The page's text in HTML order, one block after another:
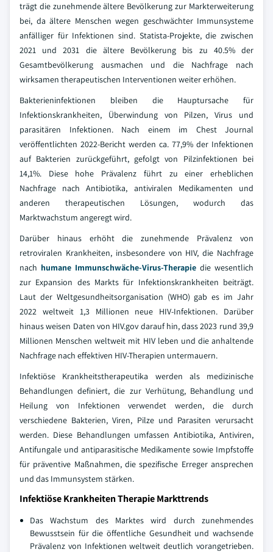
trägt die zunehmende ältere Bevölkerung zur Markterweiterung
bei, da ältere Menschen wegen geschwächter Immunsysteme
anfälliger für Infektionen sind. Statista-Projekte, die zwischen
2021 und 2031 die ältere Bevölkerung bis zu 40.5% der
Gesamtbevölkerung ausmachen und die Nachfrage nach
wirksamen therapeutischen Interventionen weiter erhöhen.
Bakterieninfektionen bleiben die Hauptursache für
Infektionskrankheiten, Überwindung von Pilzen, Virus und
parasitären Infektionen. Nach einem im Chest Journal
veröffentlichten 2022-Bericht werden ca. 77,9% der Infektionen
auf Bakterien zurückgeführt, gefolgt von Pilzinfektionen bei
14,1%. Diese hohe Prävalenz führt zu einer erheblichen
Nachfrage nach Antibiotika, antiviralen Medikamenten und
anderen therapeutischen Lösungen, wodurch das
Marktwachstum angeregt wird.
Darüber hinaus erhöht die zunehmende Prävalenz von
retroviralen Krankheiten, insbesondere von HIV, die Nachfrage
nach humane Immunschwäche-Virus-Therapie die wesentlich
zur Expansion des Markts für Infektionskrankheiten beiträgt.
Laut der Weltgesundheitsorganisation (WHO) gab es im Jahr
2022 weltweit 1,3 Millionen neue HIV-Infektionen. Darüber
hinaus weisen Daten von HIV.gov darauf hin, dass 2023 rund 39,9
Millionen Menschen weltweit mit HIV leben und die anhaltende
Nachfrage nach effektiven HIV-Therapien untermauern.
Infektiöse Krankheitstherapeutika werden als medizinische
Behandlungen definiert, die zur Verhütung, Behandlung und
Heilung von Infektionen verwendet werden, die durch
verschiedene Bakterien, Viren, Pilze und Parasiten verursacht
werden. Diese Behandlungen umfassen Antibiotika, Antiviren,
Antifungale und antiparasitische Medikamente sowie Impfstoffe
für präventive Maßnahmen, die spezifische Erreger ansprechen
und das Immunsystem stärken.
Infektiöse Krankheiten Therapie Markttrends
Das Wachstum des Marktes wird durch zunehmendes
Bewusstsein für die öffentliche Gesundheit und wachsende
Prävalenz von Infektionen weltweit deutlich vorangetrieben.